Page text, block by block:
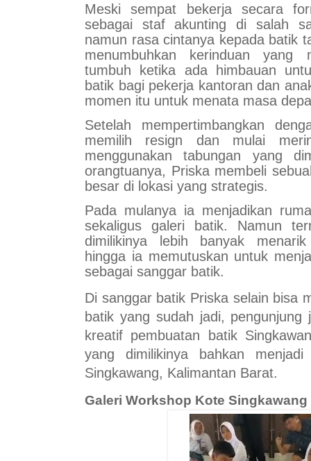
Meski sempat bekerja secara
sebagai staf akunting di salah
namun rasa cintanya kepada batik
menumbuhkan kerinduan yang
tumbuh ketika ada himbauan
batik bagi pekerja kantoran dan
momen itu untuk menata masa
Setelah mempertimbangkan
memilih resign dan mulai
menggunakan tabungan yang
orangtuanya, Priska membeli
besar di lokasi yang strategis.
Pada mulanya ia menjadikan
sekaligus galeri batik. Namun
dimilikinya lebih banyak
hingga ia memutuskan untuk
sebagai sanggar batik.
Di sanggar batik Priska selain bisa
batik yang sudah jadi,
kreatif pembuatan batik
yang dimilikinya bahkan
Singkawang, Kalimantan Barat.
Galeri Workshop Kote Singkawang